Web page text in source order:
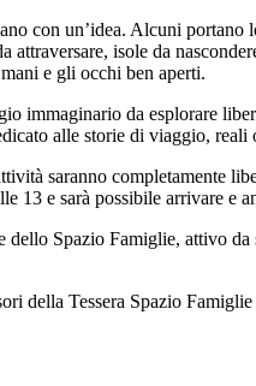
con un’idea. Alcuni
isole da
e gli occhi ben aperti.
immaginario da esplorare
alle storie di viaggio, reali
saranno completamente
13 e sarà possibile arrivare e
Spazio Famiglie, attivo
della Tessera Spazio